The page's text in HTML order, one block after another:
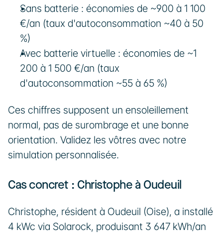
Sans batterie : économies de ~900 à 1 100
€/an (taux d'autoconsommation ~40 à 50
%)
Avec batterie virtuelle : économies de ~1
200 à 1 500 €/an (taux
d'autoconsommation ~55 à 65 %)
Ces chiffres supposent un ensoleillement
normal, pas de surombrage et une bonne
orientation. Validez les vôtres avec notre
simulation personnalisée.
Cas concret : Christophe à Oudeuil
Christophe, résident à Oudeuil (Oise), a installé
4 kWc via Solarock, produisant 3 647 kWh/an